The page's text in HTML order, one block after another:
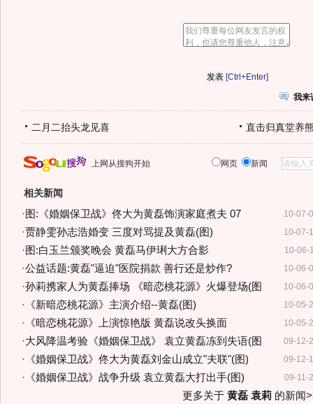
[Ctrl+Enter]
我来
二月二抬头龙见喜 直击归真堂养
上网从搜狗开始 网页 新闻
相关新闻
10-07-
· 图:《婚姻保卫战》佟大为黄磊饰演家庭煮夫 07
10-07-
·贾静雯孙志浩婚变 三度对骂提及黄磊(图)
10-06-
· 图:白玉兰颁奖晚会 黄磊马伊琍大方合影
10-06-
·公益话题:黄磊"逼迫"医院捐款 善行还是炒作?
10-06-
·孙莉携家人为黄磊捧场 《暗恋桃花源》火爆登场(图
10-05-
· 《新暗恋桃花源》主演介绍--黄磊(图)
10-05-
· 《暗恋桃花源》上演惊艳版 黄磊说改头换面
09-12-
·大风降温考验《婚姻保卫战》 袁立黄磊冻到失语(图
09-12-
· 《婚姻保卫战》佟大为黄磊刘金山成立"夫联"(图)
09-11-
· 《婚姻保卫战》战争升级 袁立黄磊大打出手(图)
更多关于 黄磊 袁莉的新闻